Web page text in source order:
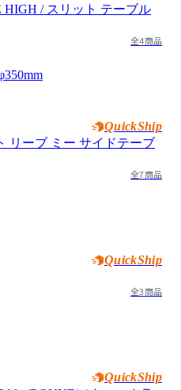
全4商品
QuickShip
全7商品
QuickShip
全3商品
QuickShip